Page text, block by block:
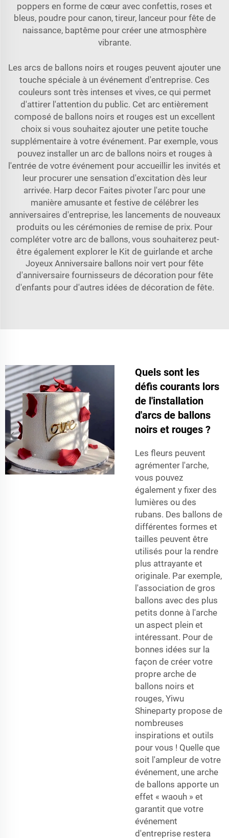
poppers en forme de cœur avec confettis, roses et
bleus, poudre pour canon, tireur, lanceur pour fête de
naissance, baptême pour créer une atmosphère
vibrante.
Les arcs de ballons noirs et rouges peuvent ajouter une
touche spéciale à un événement d'entreprise. Ces
couleurs sont très intenses et vives, ce qui permet
d'attirer l'attention du public. Cet arc entièrement
composé de ballons noirs et rouges est un excellent
choix si vous souhaitez ajouter une petite touche
supplémentaire à votre événement. Par exemple, vous
pouvez installer un arc de ballons noirs et rouges à
l'entrée de votre événement pour accueillir les invités et
leur procurer une sensation d'excitation dès leur
arrivée. Harp decor Faites pivoter l'arc pour une
manière amusante et festive de célébrer les
anniversaires d'entreprise, les lancements de nouveaux
produits ou les cérémonies de remise de prix. Pour
compléter votre arc de ballons, vous souhaiterez peut-
être également explorer le Kit de guirlande et arche
Joyeux Anniversaire ballons noir vert pour fête
d'anniversaire fournisseurs de décoration pour fête
d'enfants pour d'autres idées de décoration de fête.
Quels sont les
défis courants lors
de l'installation
d'arcs de ballons
noirs et rouges ?
Les fleurs peuvent
agrémenter l'arche,
vous pouvez
également y fixer des
lumières ou des
rubans. Des ballons de
différentes formes et
tailles peuvent être
utilisés pour la rendre
plus attrayante et
originale. Par exemple,
l'association de gros
ballons avec des plus
petits donne à l'arche
un aspect plein et
intéressant. Pour de
bonnes idées sur la
façon de créer votre
propre arche de
ballons noirs et
rouges, Yiwu
Shineparty propose de
nombreuses
inspirations et outils
pour vous ! Quelle que
soit l'ampleur de votre
événement, une arche
de ballons apporte un
effet « waouh » et
garantit que votre
événement
d'entreprise restera